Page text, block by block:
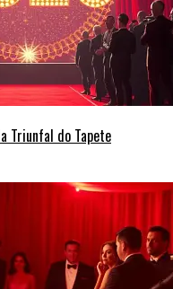
Triunfal do Tapete